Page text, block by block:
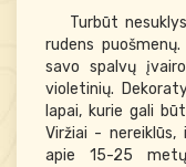
Sodo
reikmenys
Sodo
dalys
Statybiniai
Veržliarakčiai,
komplektai
Turbūt
rudens
savo spalvų
violetinių.
lapai, kurie gali
Viržiai - nereiklūs,
apie 15-25